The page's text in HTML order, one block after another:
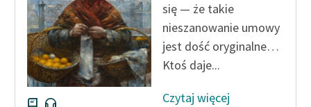
się — że takie
nieszanowanie umowy
jest dość oryginalne…
Ktoś daje...
Czytaj więcej